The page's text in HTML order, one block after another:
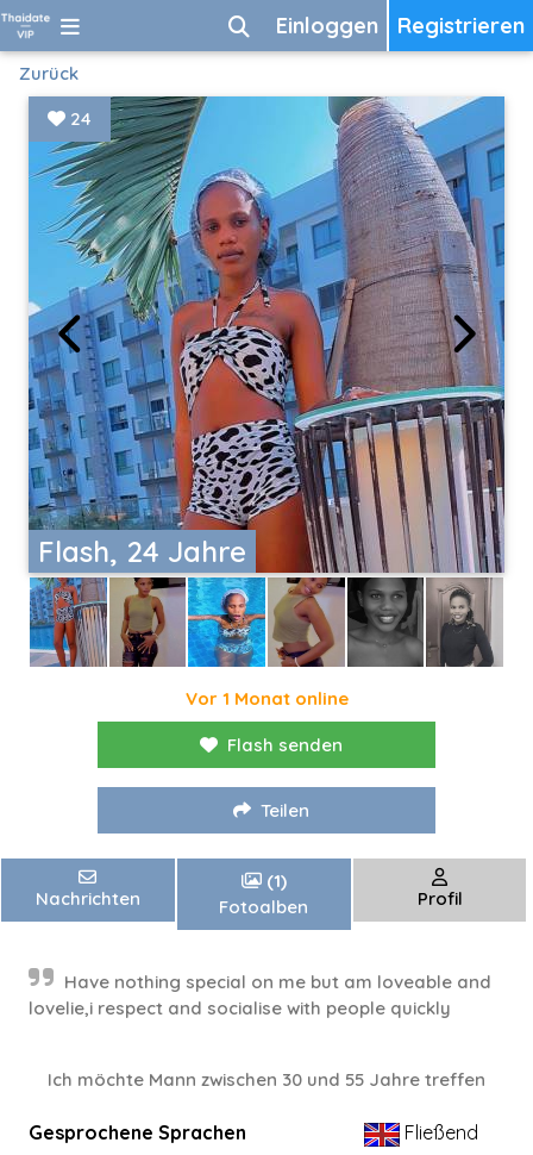
Registrieren
Einloggen
Zurück
Flash, 24 Jahre
24
Vor 1 Monat online
Flash senden
Teilen
Nachrichten
(1)
Fotoalben
Profil
Have nothing special on me but am loveable and
lovelie,i respect and socialise with people quickly
Ich möchte Mann zwischen 30 und 55 Jahre treffen
Gesprochene Sprachen
Fließend